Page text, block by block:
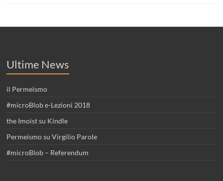
Ultime News
il Permeismo
#microBlob e-Lezioni 2018
the Imoist su Kindle
Permeismo su Virgilio Parole
#microBlob – Referendum